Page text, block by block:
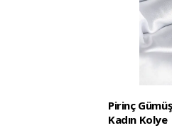
Pirinç
Kadın Kolye